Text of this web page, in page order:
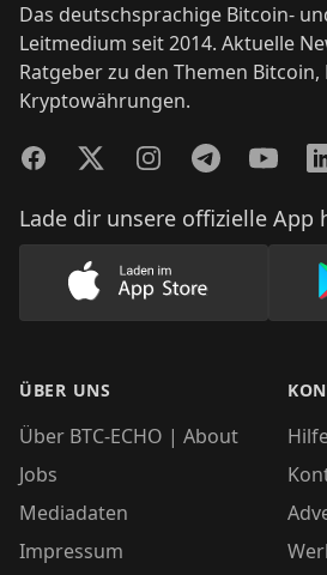
Das deutschsprachige Bitcoin-
Leitmedium seit 2014. Aktuelle
Ratgeber zu den Themen
Kryptowährungen.
FacebookTwitterInstagramTelegramYouTube
Lade dir unsere offizielle App
Lade unsere App im
ÜBER UNS
Über BTC-ECHO | About
Jobs
Mediadaten
Impressum